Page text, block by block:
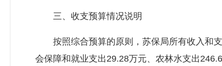
三、收支预算情况说明
按照综合预算的原则，苏保局所有收入和支
会保障和就业支出29.28万元、农林水支出